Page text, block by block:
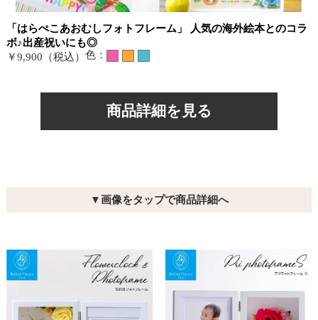
「はらぺこあおむしフォトフレーム」 人気の海外絵本とのコラ
ボ♪出産祝いにも◎
￥9,900（税込） 色：
商品詳細を見る
▼画像をタップで商品詳細へ